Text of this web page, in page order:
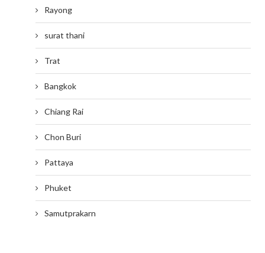
Rayong
surat thani
Trat
Bangkok
Chiang Rai
Chon Buri
Pattaya
Phuket
Samutprakarn